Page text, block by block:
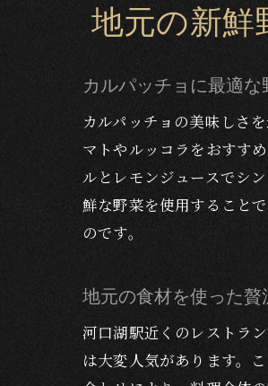
地元の新鮮
カルパッチョに最適
カルパッチョの美味しさ
マトやルッコラをおすす
ルとレモンジュースでシ
鮮な野菜を使用すること
のです。
地元の食材を使った贅
河口湖駅近くのレストラ
は大変人気があります。